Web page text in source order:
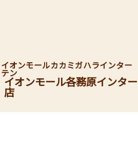
イオンモール各務原インター
店
イオンモールカカミガハラインター
テン